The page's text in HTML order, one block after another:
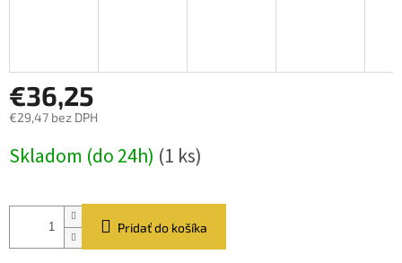
€36,25
€29,47 bez DPH
cena:
Skladom (do 24h) (1 ks)
Pridať do košíka